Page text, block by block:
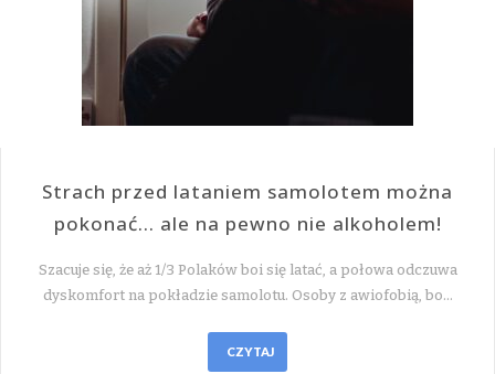
Strach przed lataniem samolotem można
pokonać… ale na pewno nie alkoholem!
Szacuje się, że aż 1/3 Polaków boi się latać, a połowa odczuwa
dyskomfort na pokładzie samolotu. Osoby z awiofobią, bo…
CZYTAJ